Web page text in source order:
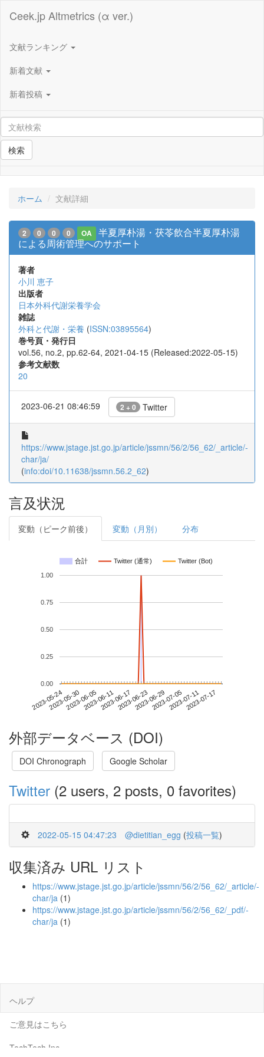
Ceek.jp Altmetrics (α ver.)
文献ランキング
新着文献
新着投稿
検索
ホーム 文献詳細
2 0 0 0 OA
半夏厚朴湯・茯苓飲合半夏厚朴湯
による周術管理へのサポート
著者
小川 恵子
出版者
日本外科代謝栄養学会
雑誌
外科と代謝・栄養 (ISSN:03895564)
巻号頁・発行日
vol.56, no.2, pp.62-64, 2021-04-15 (Released:2022-05-15)
参考文献数
20
2023-06-21 08:46:59 2 + 0 Twitter
https://www.jstage.jst.go.jp/article/jssmn/56/2/56_62/_article/-
char/ja/
(info:doi/10.11638/jssmn.56.2_62)
言及状況
変動（ピーク前後） 変動（月別） 分布
合計 Twitter (通常) Twitter (Bot)
2023-05-242023-05-302023-06-052023-06-112023-06-172023-06-232023-06-292023-07-052023-07-112023-07-17
0.00
0.25
0.50
0.75
1.00
外部データベース (DOI)
DOI Chronograph Google Scholar
Twitter (2 users, 2 posts, 0 favorites)
2022-05-15 04:47:23 @dietitian_egg (投稿一覧)
収集済み URL リスト
https://www.jstage.jst.go.jp/article/jssmn/56/2/56_62/_article/-
char/ja (1)
https://www.jstage.jst.go.jp/article/jssmn/56/2/56_62/_pdf/-
char/ja (1)
ヘルプ
ご意見はこちら
TechTech Inc.